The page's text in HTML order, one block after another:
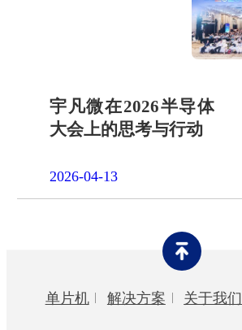
宇凡微在2026半导体
大会上的思考与行动
2026-04-13
单片机 解决方案 关于我们